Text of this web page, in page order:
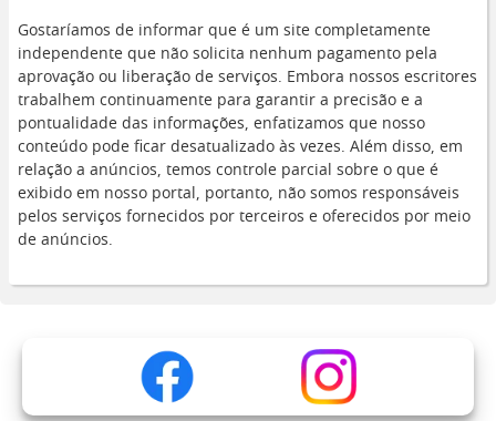
Gostaríamos de informar que é um site completamente
independente que não solicita nenhum pagamento pela
aprovação ou liberação de serviços. Embora nossos escritores
trabalhem continuamente para garantir a precisão e a
pontualidade das informações, enfatizamos que nosso
conteúdo pode ficar desatualizado às vezes. Além disso, em
relação a anúncios, temos controle parcial sobre o que é
exibido em nosso portal, portanto, não somos responsáveis
pelos serviços fornecidos por terceiros e oferecidos por meio
de anúncios.